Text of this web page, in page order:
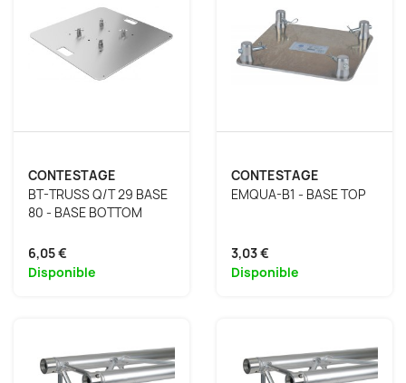
CONTESTAGE
BT-TRUSS Q/T 29 BASE
80 - BASE BOTTOM
6,05 €
Disponible
CONTESTAGE
EMQUA-B1 - BASE TOP
3,03 €
Disponible